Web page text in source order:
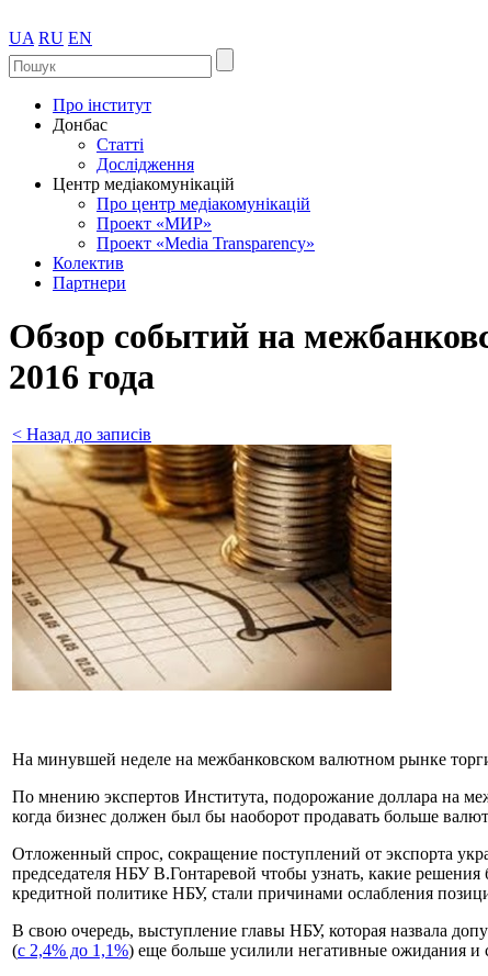
UA RU EN
Про інститут
Донбас
Статті
Дослідження
Центр медіакомунікацій
Про центр медіакомунікацій
Проект «МИР»
Проект «Media Transparency»
Колектив
Партнери
Обзор событий на
2016 года
< Назад до записів
На минувшей неделе на межбанковском валютном рынке
По мнению экспертов Института, подорожание доллара на
когда бизнес должен был бы наоборот продавать больше
Отложенный спрос, сокращение поступлений от экспорта
председателя НБУ В.Гонтаревой чтобы узнать, какие
кредитной политике НБУ, стали причинами ослабления
В свою очередь, выступление главы НБУ, которая назвала
(с 2,4% до 1,1%) еще больше усилили негативные ожидания и